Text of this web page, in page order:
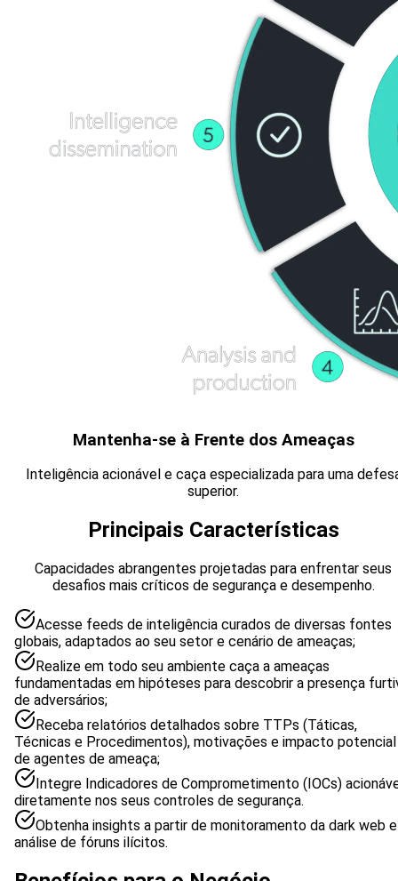
Mantenha-se à Frente dos Ameaças
Inteligência acionável e caça especializada para uma
superior.
Principais Características
Capacidades abrangentes projetadas para enfrentar seus
desafios mais críticos de segurança e desempenho.
Acesse feeds de inteligência curados de diversas fontes
globais, adaptados ao seu setor e cenário de ameaças;
Realize em todo seu ambiente caça a ameaças
fundamentadas em hipóteses para descobrir a presença
de adversários;
Receba relatórios detalhados sobre TTPs (Táticas,
Técnicas e Procedimentos), motivações e impacto potencial
de agentes de ameaça;
Integre Indicadores de Comprometimento (IOCs)
diretamente nos seus controles de segurança.
Obtenha insights a partir de monitoramento da dark web e
análise de fóruns ilícitos.